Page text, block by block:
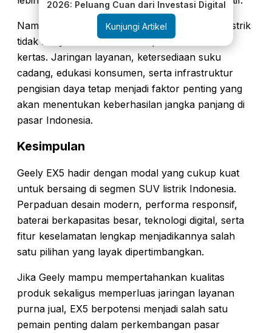
Namun demikian, keberhasilan sebuah mobil listrik
tidak hanya ditentukan oleh spesifikasi di atas
kertas. Jaringan layanan, ketersediaan suku
cadang, edukasi konsumen, serta infrastruktur
pengisian daya tetap menjadi faktor penting yang
akan menentukan keberhasilan jangka panjang di
pasar Indonesia.
Kesimpulan
Geely EX5 hadir dengan modal yang cukup kuat
untuk bersaing di segmen SUV listrik Indonesia.
Perpaduan desain modern, performa responsif,
baterai berkapasitas besar, teknologi digital, serta
fitur keselamatan lengkap menjadikannya salah
satu pilihan yang layak dipertimbangkan.
Jika Geely mampu mempertahankan kualitas
produk sekaligus memperluas jaringan layanan
purna jual, EX5 berpotensi menjadi salah satu
pemain penting dalam perkembangan pasar
2026: Peluang Cuan dari Investasi Digital
Kunjungi Artikel